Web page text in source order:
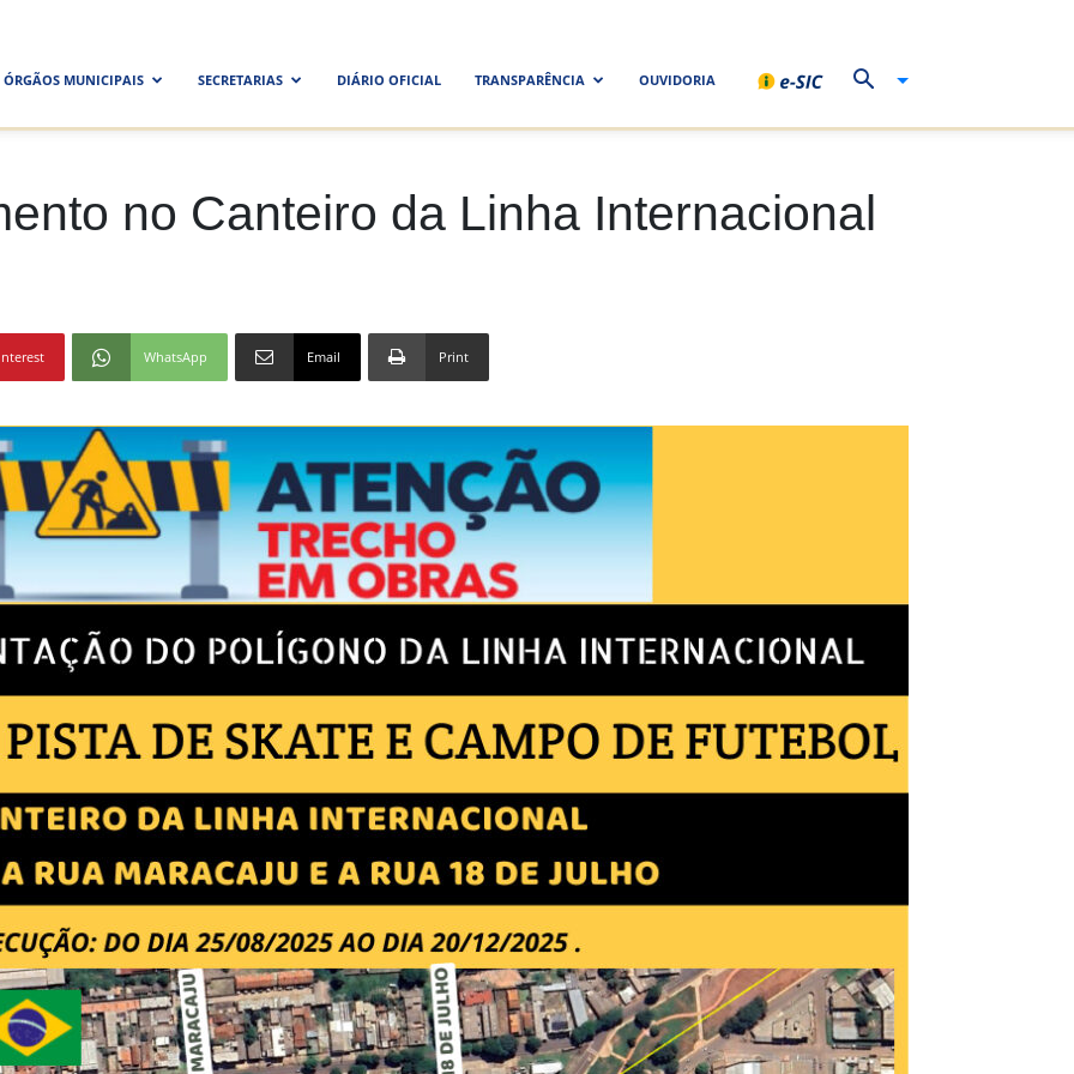
ÓRGÃOS MUNICIPAIS SECRETARIAS DIÁRIO OFICIAL TRANSPARÊNCIA OUVIDORIA
no Canteiro da Linha Internacional
WhatsApp Email Print